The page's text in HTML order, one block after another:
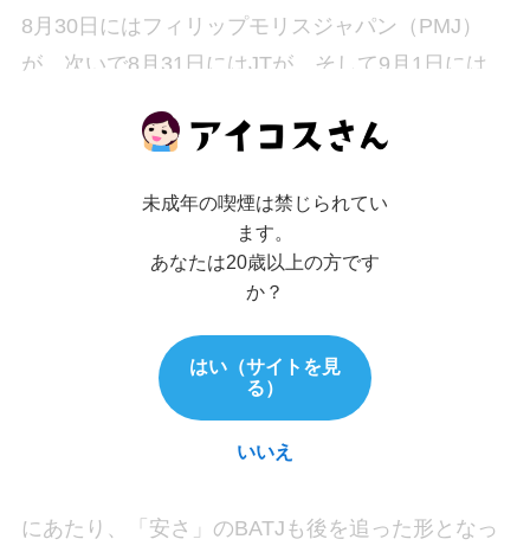
8月30日にはフィリップモリスジャパン（PMJ）
が、次いで8月31日にはJTが、そして9月1日には
業の再申請も財務省より認可は受けられていませ
BATJはデバイス本体もリーズナブルな価格設定に
なっているのが特徴的で、290円のラッキーストラ
イク銘柄があることからも「安い」印象が強い加
熱式たばこブランドです。
にあたり、「安さ」のBATJも後を追った形となっ
未成年の喫煙は禁じられてい
ます。
あなたは20歳以上の方です
か？
はい（サイトを見
る）
いいえ